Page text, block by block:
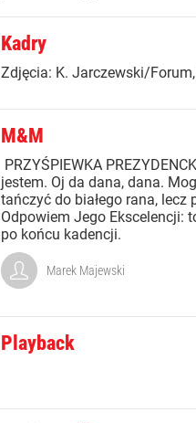
Kadry
Zdjęcia: K. Jarczewski/
M&M
PRZYŚPIEWKA
jestem. Oj da dana, dana.
tańczyć do białego rana, lecz
Odpowiem Jego Ekscelencji:
po końcu kadencji.
Marek Majewski
Playback